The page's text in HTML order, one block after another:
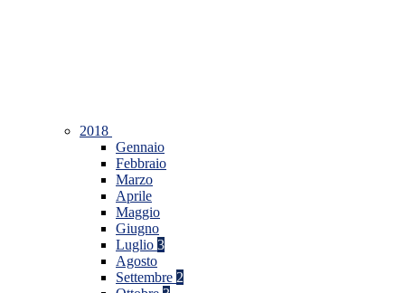
2018
Gennaio
Febbraio
Marzo
Aprile
Maggio
Giugno
Luglio 3
Agosto
Settembre 2